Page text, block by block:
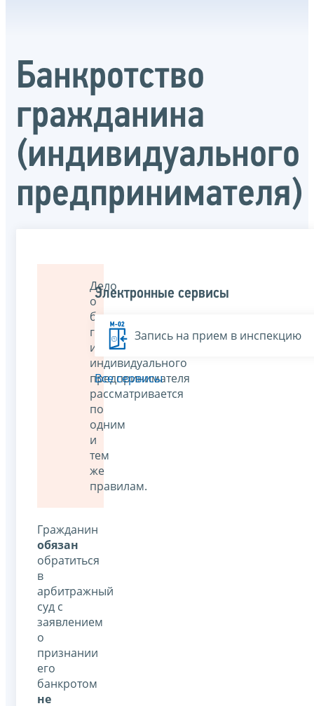
Банкротство
гражданина
(индивидуального
предпринимателя)
Дело
о
банкротстве
гражданина
и
индивидуального
предпринимателя
рассматривается
по
одним
и
тем
же
правилам.
Гражданин
обязан
обратиться
в
арбитражный
суд с
заявлением
о
признании
его
банкротом
не
Электронные сервисы
Запись на прием в инспекцию
Все сервисы